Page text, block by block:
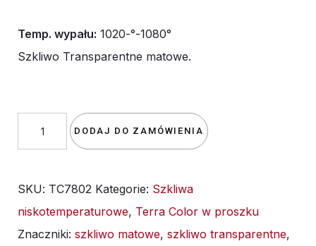
Temp. wypału: 1020-°-1080°
Szkliwo Transparentne matowe.
Szkliwo
7802/TC302
Transparent
Matowy
DODAJ DO ZAMÓWIENIA
SKU: TC7802 Kategorie: Szkliwa
niskotemperaturowe, Terra Color w proszku
Znaczniki: szkliwo matowe, szkliwo transparentne,